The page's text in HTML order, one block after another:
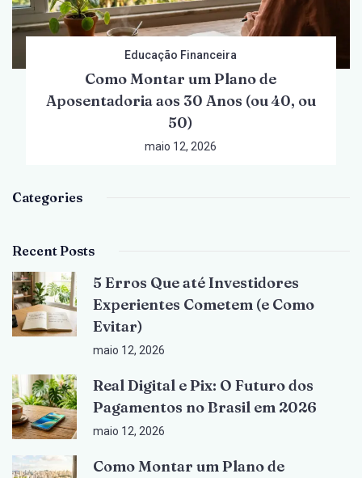
Educação Financeira
Como Montar um Plano de
Aposentadoria aos 30 Anos (ou 40, ou
50)
maio 12, 2026
Categories
Recent Posts
5 Erros Que até Investidores
Experientes Cometem (e Como
Evitar)
maio 12, 2026
Real Digital e Pix: O Futuro dos
Pagamentos no Brasil em 2026
maio 12, 2026
Como Montar um Plano de